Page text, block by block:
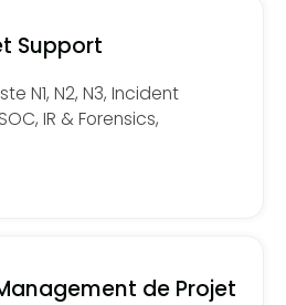
Support
N1, N2, N3, Incident
IR & Forensics,
de Projet